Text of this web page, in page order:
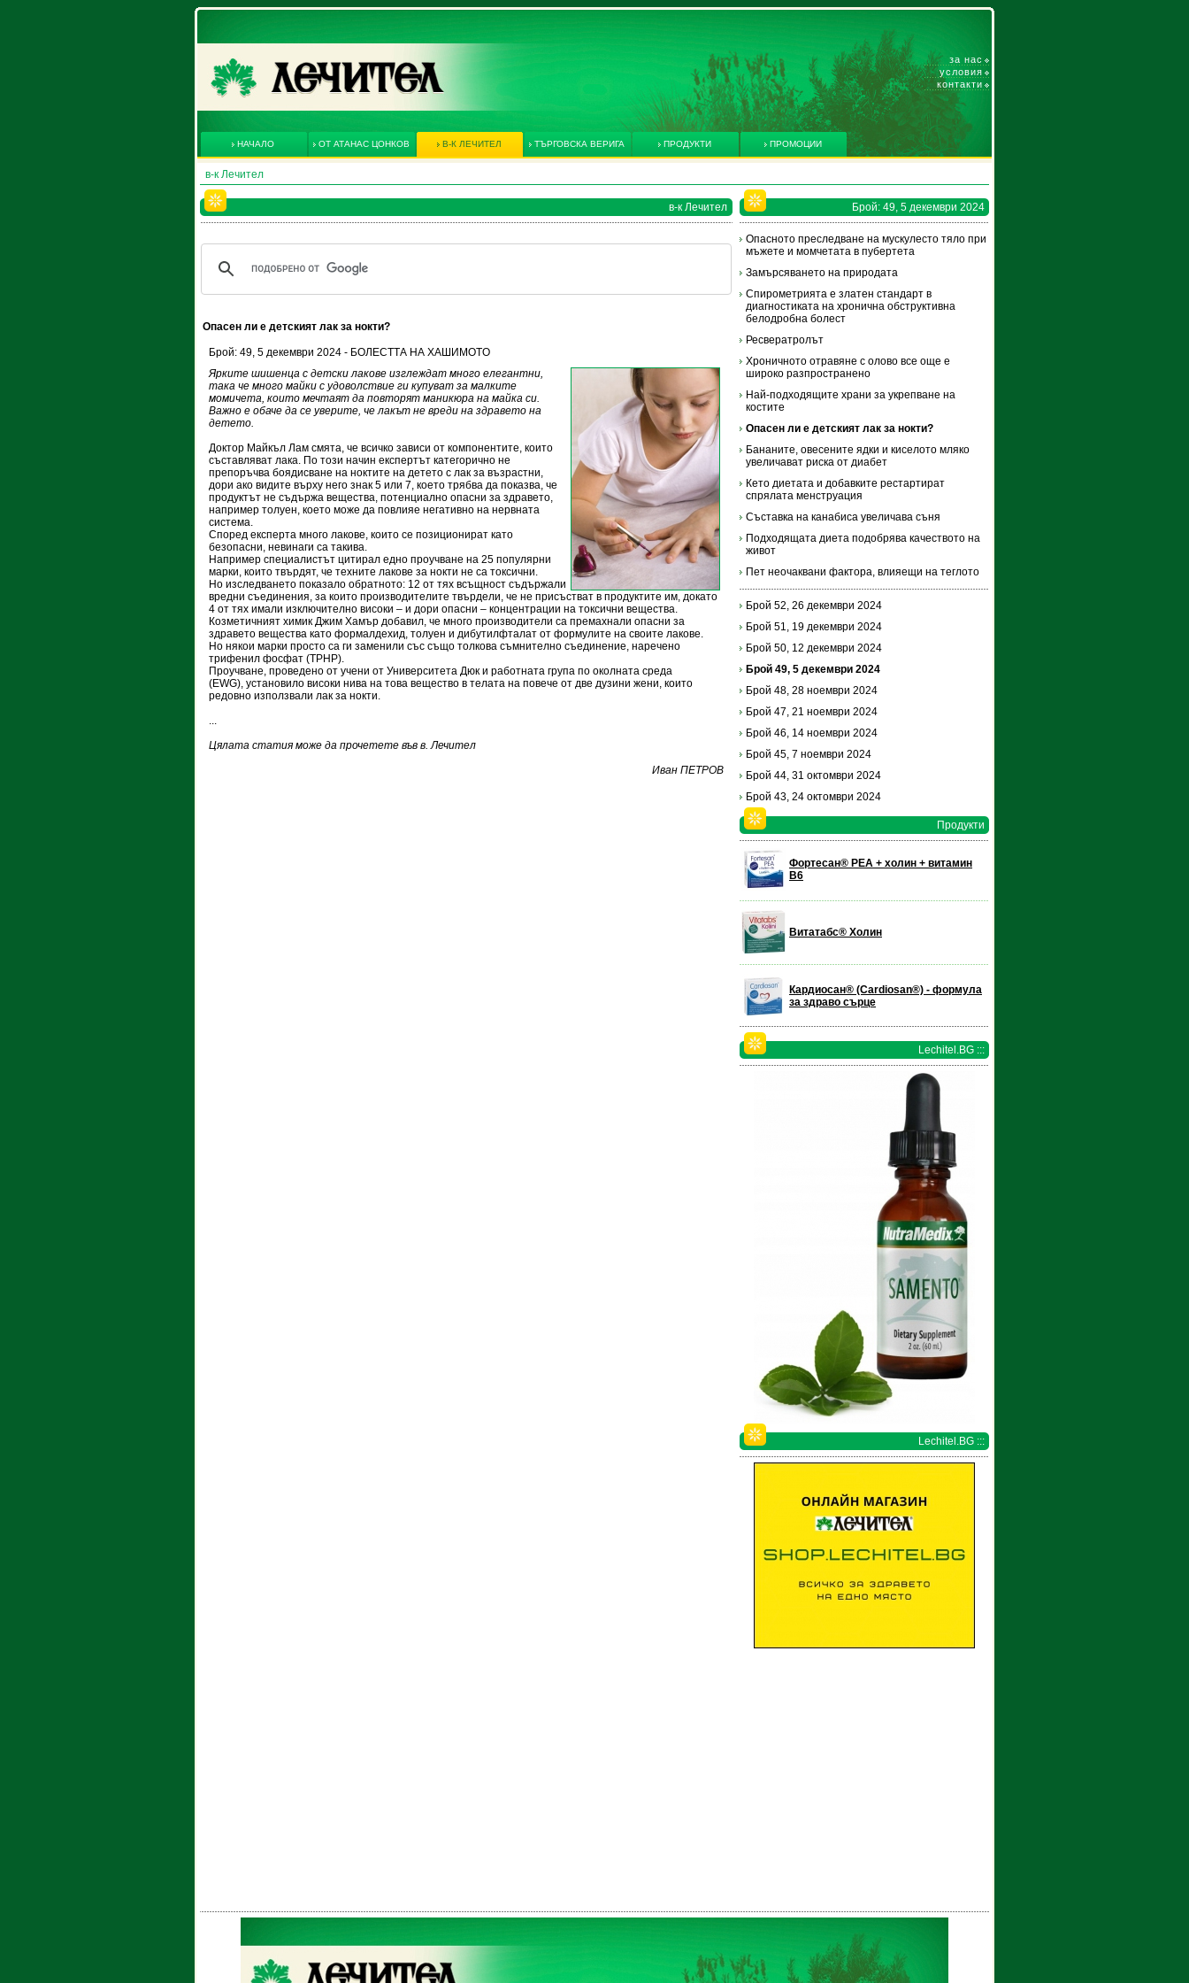
за нас
условия
контакти
НАЧАЛО ОТ АТАНАС ЦОНКОВ В-К ЛЕЧИТЕЛ ТЪРГОВСКА ВЕРИГА ПРОДУКТИ ПРОМОЦИИ
в-к Лечител
в-к Лечител
Опасен ли е детският лак за нокти?
Брой: 49, 5 декември 2024 - БОЛЕСТТА НА ХАШИМОТO
Ярките шишенца с детски лакове изглеждат много елегантни,
така че много майки с удоволствие ги купуват за малките
момичета, които мечтаят да повторят маникюра на майка си.
Важно е обаче да се уверите, че лакът не вреди на здравето на
детето.
Доктор Майкъл Лам смята, че всичко зависи от компонентите, които
съставляват лака. По този начин експертът категорично не
препоръчва боядисване на ноктите на детето с лак за възрастни,
дори ако видите върху него знак 5 или 7, което трябва да показва, че
продуктът не съдържа вещества, потенциално опасни за здравето,
например толуен, което може да повлияе негативно на нервната
система.
Според експерта много лакове, които се позиционират като
безопасни, невинаги са такива.
Например специалистът цитирал едно проучване на 25 популярни
марки, които твърдят, че техните лакове за нокти не са токсични.
Но изследването показало обратното: 12 от тях всъщност съдържали
вредни съединения, за които производителите твърдели, че не присъстват в продуктите им, докато
4 от тях имали изключително високи – и дори опасни – концентрации на токсични вещества.
Козметичният химик Джим Хамър добавил, че много производители са премахнали опасни за
здравето вещества като формалдехид, толуен и дибутилфталат от формулите на своите лакове.
Но някои марки просто са ги заменили със също толкова съмнително съединение, наречено
трифенил фосфат (TPHP).
Проучване, проведено от учени от Университета Дюк и работната група по околната среда
(EWG), установило високи нива на това вещество в телата на повече от две дузини жени, които
редовно използвали лак за нокти.
...
Цялата статия може да прочетете във в. Лечител
Иван ПЕТРОВ
Брой: 49, 5 декември 2024
Опасното преследване на мускулесто тяло при
мъжете и момчетата в пубертета
Замърсяването на природата
Спирометрията е златен стандарт в
диагностиката на хронична обструктивна
белодробна болест
Ресвератролът
Хроничното отравяне с олово все още е
широко разпространено
Най-подходящите храни за укрепване на
костите
Опасен ли е детският лак за нокти?
Бананите, овесените ядки и киселото мляко
увеличават риска от диабет
Кето диетата и добавките рестартират
спрялата менструация
Съставка на канабиса увеличава съня
Подходящата диета подобрява качеството на
живот
Пет неочаквани фактора, влияещи на теглото
Брой 52, 26 декември 2024
Брой 51, 19 декември 2024
Брой 50, 12 декември 2024
Брой 49, 5 декември 2024
Брой 48, 28 ноември 2024
Брой 47, 21 ноември 2024
Брой 46, 14 ноември 2024
Брой 45, 7 ноември 2024
Брой 44, 31 октомври 2024
Брой 43, 24 октомври 2024
Продукти
Фортесан® PEA + холин + витамин
В6
Витатабс® Холин
Кардиосан® (Cardiosan®) - формула
за здраво сърце
Lechitel.BG :::
Lechitel.BG :::